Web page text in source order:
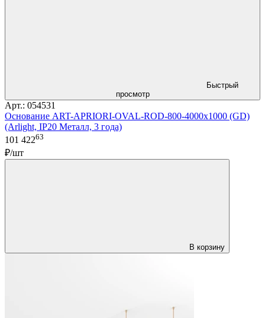
Быстрый
просмотр
Арт.: 054531
Основание ART-APRIORI-OVAL-ROD-800-4000x1000 (GD)
(Arlight, IP20 Металл, 3 года)
101 42263
₽/шт
В корзину